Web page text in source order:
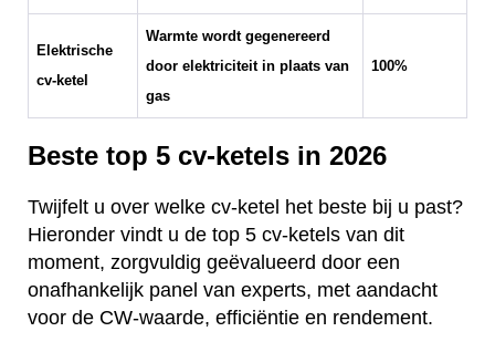
Elektrische
cv-ketel
Warmte wordt gegenereerd
door elektriciteit in plaats van
gas
100%
Beste top 5 cv-ketels in 2026
Twijfelt u over welke cv-ketel het beste bij u past?
Hieronder vindt u de top 5 cv-ketels van dit
moment, zorgvuldig geëvalueerd door een
onafhankelijk panel van experts, met aandacht
voor de CW-waarde, efficiëntie en rendement.